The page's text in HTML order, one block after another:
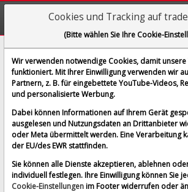
Waste
[WM | WKN 893579 | ISIN
227,723 $ -0,56
Echtzeit-Aktienkurs vom 07.08.2026 um
Echtzeit USD
Cookies und Tracking auf
(Bitte wählen Sie Ihre Cookie-
Wir verwenden notwendige Cookies, damit
funktioniert. Mit Ihrer Einwilligung verwenden wir
Partnern, z. B. für eingebettete YouTube-Videos,
und personalisierte Werbung.
Dabei können Informationen auf Ihrem Gerät
ausgelesen und Nutzungsdaten an Drittanbieter
oder Meta übermittelt werden. Eine Verarbeitung
der EU/des EWR stattfinden.
Sie können alle Dienste akzeptieren, ablehnen
individuell festlegen. Ihre Einwilligung können Sie
Cookie-Einstellungenim Footer widerrufen oder